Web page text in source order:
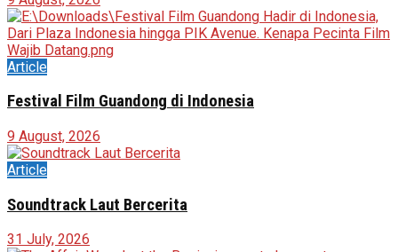
Article
Festival Film Guandong di Indonesia
9 August, 2026
Article
Soundtrack Laut Bercerita
31 July, 2026